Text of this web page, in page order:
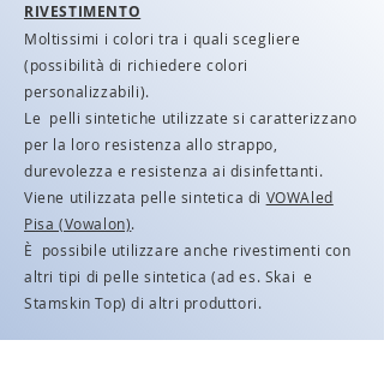
RIVESTIMENTO
Moltissimi i colori tra i quali scegliere
(possibilità di richiedere colori
personalizzabili).
Le pelli sintetiche utilizzate si caratterizzano
per la loro resistenza allo strappo,
durevolezza e resistenza ai disinfettanti.
Viene utilizzata pelle sintetica di VOWAled
Pisa (Vowalon).
È possibile utilizzare anche rivestimenti con
altri tipi di pelle sintetica (ad es. Skai e
Stamskin Top) di altri produttori.